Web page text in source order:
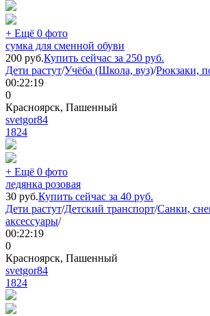
+ Ещё 0 фото
сумка для сменной обуви
200 руб.Купить сейчас за 250 руб.
Дети растут/Учёба (Школа, вуз)/Рюкзаки,
00:22:19
0
Красноярск, Пашенный
svetgor84
1824
+ Ещё 0 фото
ледянка розовая
30 руб.Купить сейчас за 40 руб.
Дети растут/Детский транспорт/Санки,
аксессуары/
00:22:19
0
Красноярск, Пашенный
svetgor84
1824